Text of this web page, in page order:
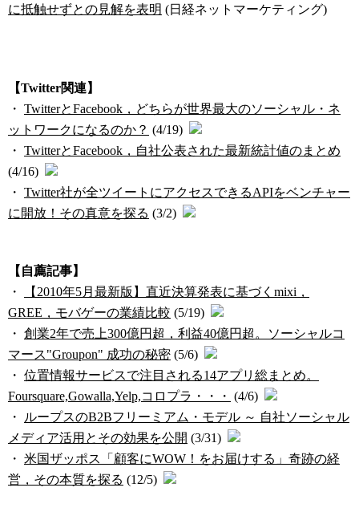
に抵触せずとの見解を表明 (日経ネットマーケティング)
【Twitter関連】
・ TwitterとFacebook，どちらが世界最大のソーシャル・ネ
ットワークになるのか？ (4/19)
・ TwitterとFacebook，自社公表された最新統計値のまとめ
(4/16)
・ Twitter社が全ツイートにアクセスできるAPIをベンチャー
に開放！その真意を探る (3/2)
【自薦記事】
・
【2010年5月最新版】直近決算発表に基づくmixi，
GREE，モバゲーの業績比較 (5/19)
・ 創業2年で売上300億円超，利益40億円超。ソーシャルコ
マース"Groupon" 成功の秘密 (5/6)
・ 位置情報サービスで注目される14アプリ総まとめ。
Foursquare,Gowalla,Yelp,コロプラ・・・ (4/6)
・
ループスのB2Bフリーミアム・モデル ～ 自社ソーシャル
メディア活用とその効果を公開 (3/31)
・ 米国ザッポス「顧客にWOW！をお届けする」奇跡の経
営，その本質を探る (12/5)